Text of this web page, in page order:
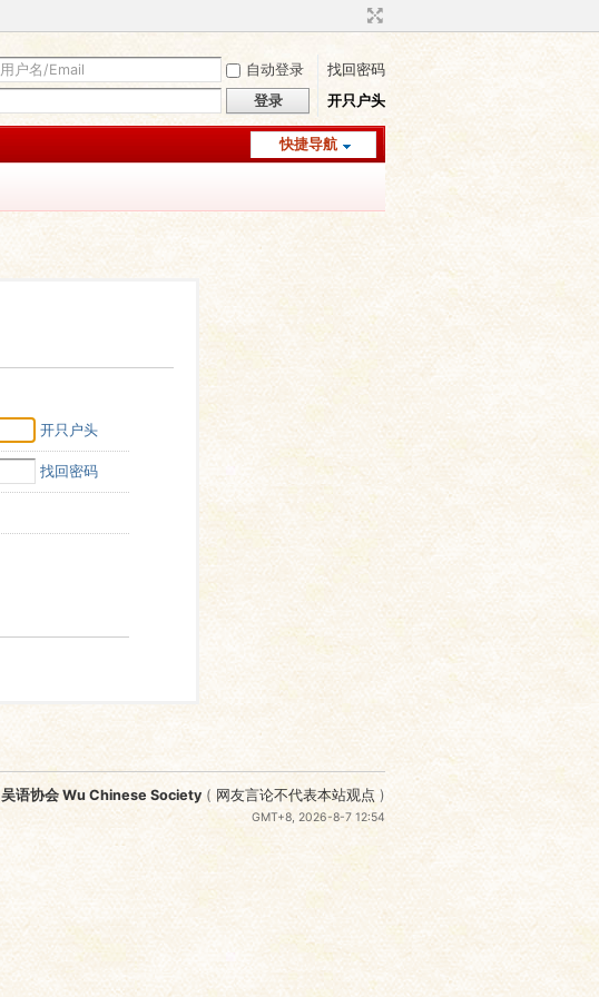
自动登录
找回密码
登录 开只户头
快捷导航
开只户头
找回密码
吴语协会 Wu Chinese Society ( 网友言论不代表本站观点 )
GMT+8, 2026-8-7 12:54